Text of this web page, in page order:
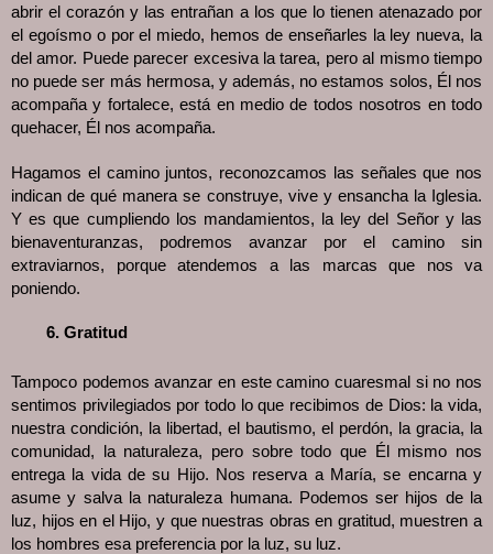
abrir el corazón y las entrañan a los que lo tienen atenazado por
el egoísmo o por el miedo, hemos de enseñarles la ley nueva, la
del amor. Puede parecer excesiva la tarea, pero al mismo tiempo
no puede ser más hermosa, y además, no estamos solos, Él nos
acompaña y fortalece, está en medio de todos nosotros en todo
quehacer, Él nos acompaña.
Hagamos el camino juntos, reconozcamos las señales que nos
indican de qué manera se construye, vive y ensancha la Iglesia.
Y es que cumpliendo los mandamientos, la ley del Señor y las
bienaventuranzas, podremos avanzar por el camino sin
extraviarnos, porque atendemos a las marcas que nos va
poniendo.
Gratitud
Tampoco podemos avanzar en este camino cuaresmal si no nos
sentimos privilegiados por todo lo que recibimos de Dios: la vida,
nuestra condición, la libertad, el bautismo, el perdón, la gracia, la
comunidad, la naturaleza, pero sobre todo que Él mismo nos
entrega la vida de su Hijo. Nos reserva a María, se encarna y
asume y salva la naturaleza humana. Podemos ser hijos de la
luz, hijos en el Hijo, y que nuestras obras en gratitud, muestren a
los hombres esa preferencia por la luz, su luz.